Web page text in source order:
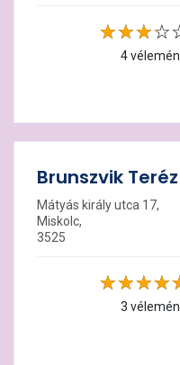
4
Brunszvik
Mátyás király utca 17,
Miskolc,
3525
3